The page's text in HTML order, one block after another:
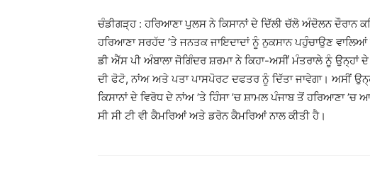
ਚੰਡੀਗੜ੍ਹ : ਹਰਿਆਣਾ ਪੁਲਸ ਨੇ ਕਿਸਾਨਾਂ ਦੇ ਦਿੱਲੀ ਚੱਲੋ ਅੰਦੋਲਨ ਦੌਰਾਨ
ਹਰਿਆਣਾ ਸਰਹੱਦ ’ਤੇ ਜਨਤਕ ਜਾਇਦਾਦਾਂ ਨੂੰ ਨੁਕਸਾਨ ਪਹੁੰਚਾਉਣ
ਡੀ ਐੱਸ ਪੀ ਅੰਬਾਲਾ ਜੋਗਿੰਦਰ ਸ਼ਰਮਾ ਨੇ ਕਿਹਾ-ਅਸੀਂ ਮੰਤਰਾਲੇ ਨੂੰ ਉਨ੍ਹਾਂ
ਦੀ ਫੋਟੋ, ਨਾਂਅ ਅਤੇ ਪਤਾ ਪਾਸਪੋਰਟ ਦਫਤਰ ਨੂੰ ਦਿੱਤਾ ਜਾਵੇਗਾ। ਅਸੀਂ
ਕਿਸਾਨਾਂ ਦੇ ਵਿਰੋਧ ਦੇ ਨਾਂਅ ’ਤੇ ਹਿੰਸਾ ’ਚ ਸ਼ਾਮਲ ਪੰਜਾਬ ਤੋਂ ਹਰਿਆਣਾ
ਸੀ ਸੀ ਟੀ ਵੀ ਕੈਮਰਿਆਂ ਅਤੇ ਡਰੋਨ ਕੈਮਰਿਆਂ ਨਾਲ ਕੀਤੀ ਹੈ।